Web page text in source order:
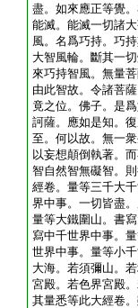
盡。如來應正等覺
能滅。能滅一切諸
風。名爲巧持。巧
大智風輪。斷其一
來巧持智風。無量
由此智故。令諸菩
竟之位。佛子。是
訶薩。應如是知。
至。何以故。無一
以妄想顛倒執著。
智自然智無礙智。
經卷。量等三千大
界中事。一切皆盡
量等大鐵圍山。書
寫中千世界中事。
世界中事。量等小
大海。若須彌山。
宮殿。若色界宮殿
其量悉等此大經卷